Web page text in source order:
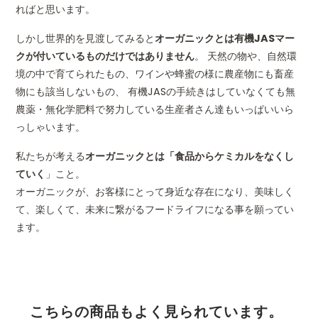
ればと思います。
しかし世界的を見渡してみるとオーガニックとは有機JASマー
クが付いているものだけではありません。 天然の物や、自然環
境の中で育てられたもの、ワインや蜂蜜の様に農産物にも畜産
物にも該当しないもの、 有機JASの手続きはしていなくても無
農薬・無化学肥料で努力している生産者さん達もいっぱいいら
っしゃいます。
私たちが考えるオーガニックとは「食品からケミカルをなくし
ていく 」こと。
オーガニックが、お客様にとって身近な存在になり、美味しく
て、楽しくて、未来に繋がるフードライフになる事を願ってい
ます。
こちらの商品もよく見られています。